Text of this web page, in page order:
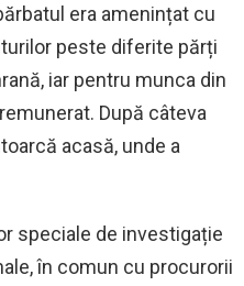
era amenințat cu
peste diferite părți
iar pentru munca din
După câteva
acasă, unde a
speciale de investigație
în comun cu procurorii